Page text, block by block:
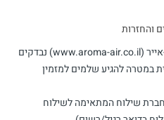
והחזרות
המוצרים הנרכשים באתר ארומטיק-אייר (www.aroma-air.co.il) נבדקים
במטרה להגיע שלמים למזמין
שילוח המתאימה לשילוח